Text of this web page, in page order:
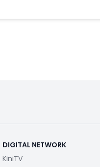
DIGITAL NETWORK
KiniTV